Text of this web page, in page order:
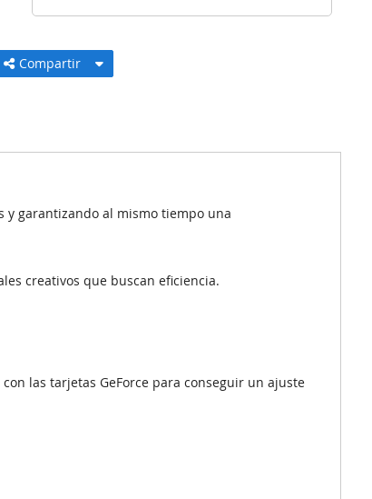
Compartir
y garantizando al mismo tiempo una
creativos que buscan eficiencia.
las tarjetas GeForce para conseguir un ajuste